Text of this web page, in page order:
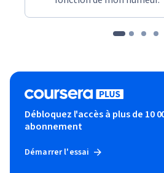
Débloquez l'accès à plus de 10
abonnement
Démarrer l'essai